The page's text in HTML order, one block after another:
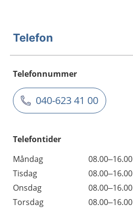
Telefon
Telefonnummer
040-623 41 00
Telefontider
Måndag
08.00–16.00
Tisdag
08.00–16.00
Onsdag
08.00–16.00
Torsdag
08.00–16.00